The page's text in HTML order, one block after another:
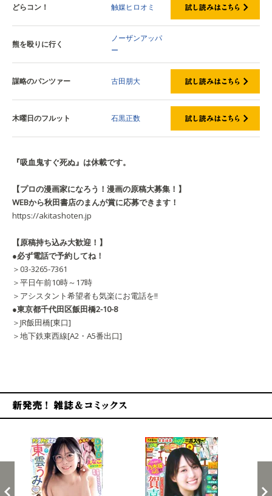
どらコン！ 触媒ヒロオミ
熊を殴りに行く
ノーザンアッパ
ー
謀略のパンツァー 古田朋大
木曜日のフルット 石黒正数
『吸血鬼すぐ死ぬ』は休載です。
【プロの漫画家になろう！漫画の原稿大募集！】
WEBから秋田書店のまんが賞に応募できます！
https://akitashoten.jp
【原稿持ち込み大歓迎！】
●必ず電話で予約してね！
＞03-3265-7361
＞平日午前10時～17時
＞アシスタント希望者も気楽にお電話を!!
●東京都千代田区飯田橋2-10-8
＞JR飯田橋[東口]
＞地下鉄東西線[A2・A5番出口]